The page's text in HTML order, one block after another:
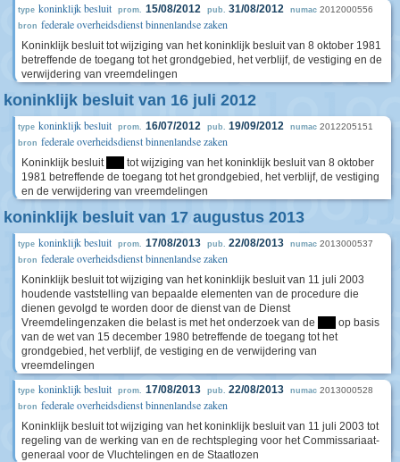
type koninklijk besluit prom. 15/08/2012 pub. 31/08/2012 numac 2012000556
bron federale overheidsdienst binnenlandse zaken
Koninklijk besluit tot wijziging van het koninklijk besluit van 8 oktober 1981
betreffende de toegang tot het grondgebied, het verblijf, de vestiging en de
verwijdering van vreemdelingen
koninklijk besluit van 16 juli 2012
type koninklijk besluit prom. 16/07/2012 pub. 19/09/2012 numac 2012205151
bron federale overheidsdienst binnenlandse zaken
Koninklijk besluit
tot wijziging van het koninklijk besluit van 8 oktober
1981 betreffende de toegang tot het grondgebied, het verblijf, de vestiging
en de verwijdering van vreemdelingen
koninklijk besluit van 17 augustus 2013
type koninklijk besluit prom. 17/08/2013 pub. 22/08/2013 numac 2013000537
bron federale overheidsdienst binnenlandse zaken
Koninklijk besluit tot wijziging van het koninklijk besluit van 11 juli 2003
houdende vaststelling van bepaalde elementen van de procedure die
dienen gevolgd te worden door de dienst van de Dienst
Vreemdelingenzaken die belast is met het onderzoek van de
op basis
van de wet van 15 december 1980 betreffende de toegang tot het
grondgebied, het verblijf, de vestiging en de verwijdering van
vreemdelingen
type koninklijk besluit prom. 17/08/2013 pub. 22/08/2013 numac 2013000528
bron federale overheidsdienst binnenlandse zaken
Koninklijk besluit tot wijziging van het koninklijk besluit van 11 juli 2003 tot
regeling van de werking van en de rechtspleging voor het Commissariaat-
generaal voor de Vluchtelingen en de Staatlozen